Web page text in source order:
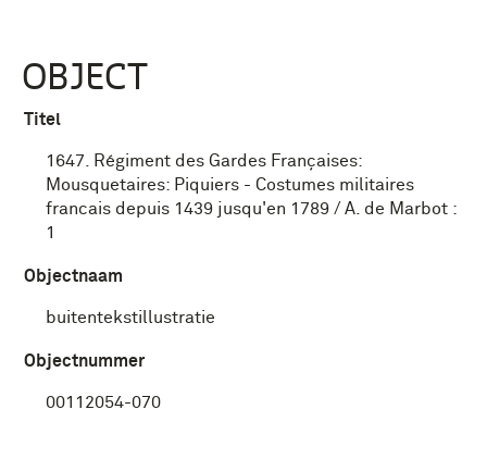
OBJECT
Titel
1647. Régiment des Gardes Françaises:
Mousquetaires: Piquiers - Costumes militaires
francais depuis 1439 jusqu'en 1789 / A. de Marbot :
1
Objectnaam
buitentekstillustratie
Objectnummer
00112054-070